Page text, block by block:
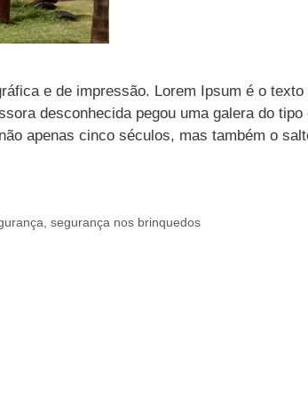
e de impressão. Lorem Ipsum é o texto
desconhecida pegou uma galera do tipo
apenas cinco séculos, mas também o
segurança nos brinquedos